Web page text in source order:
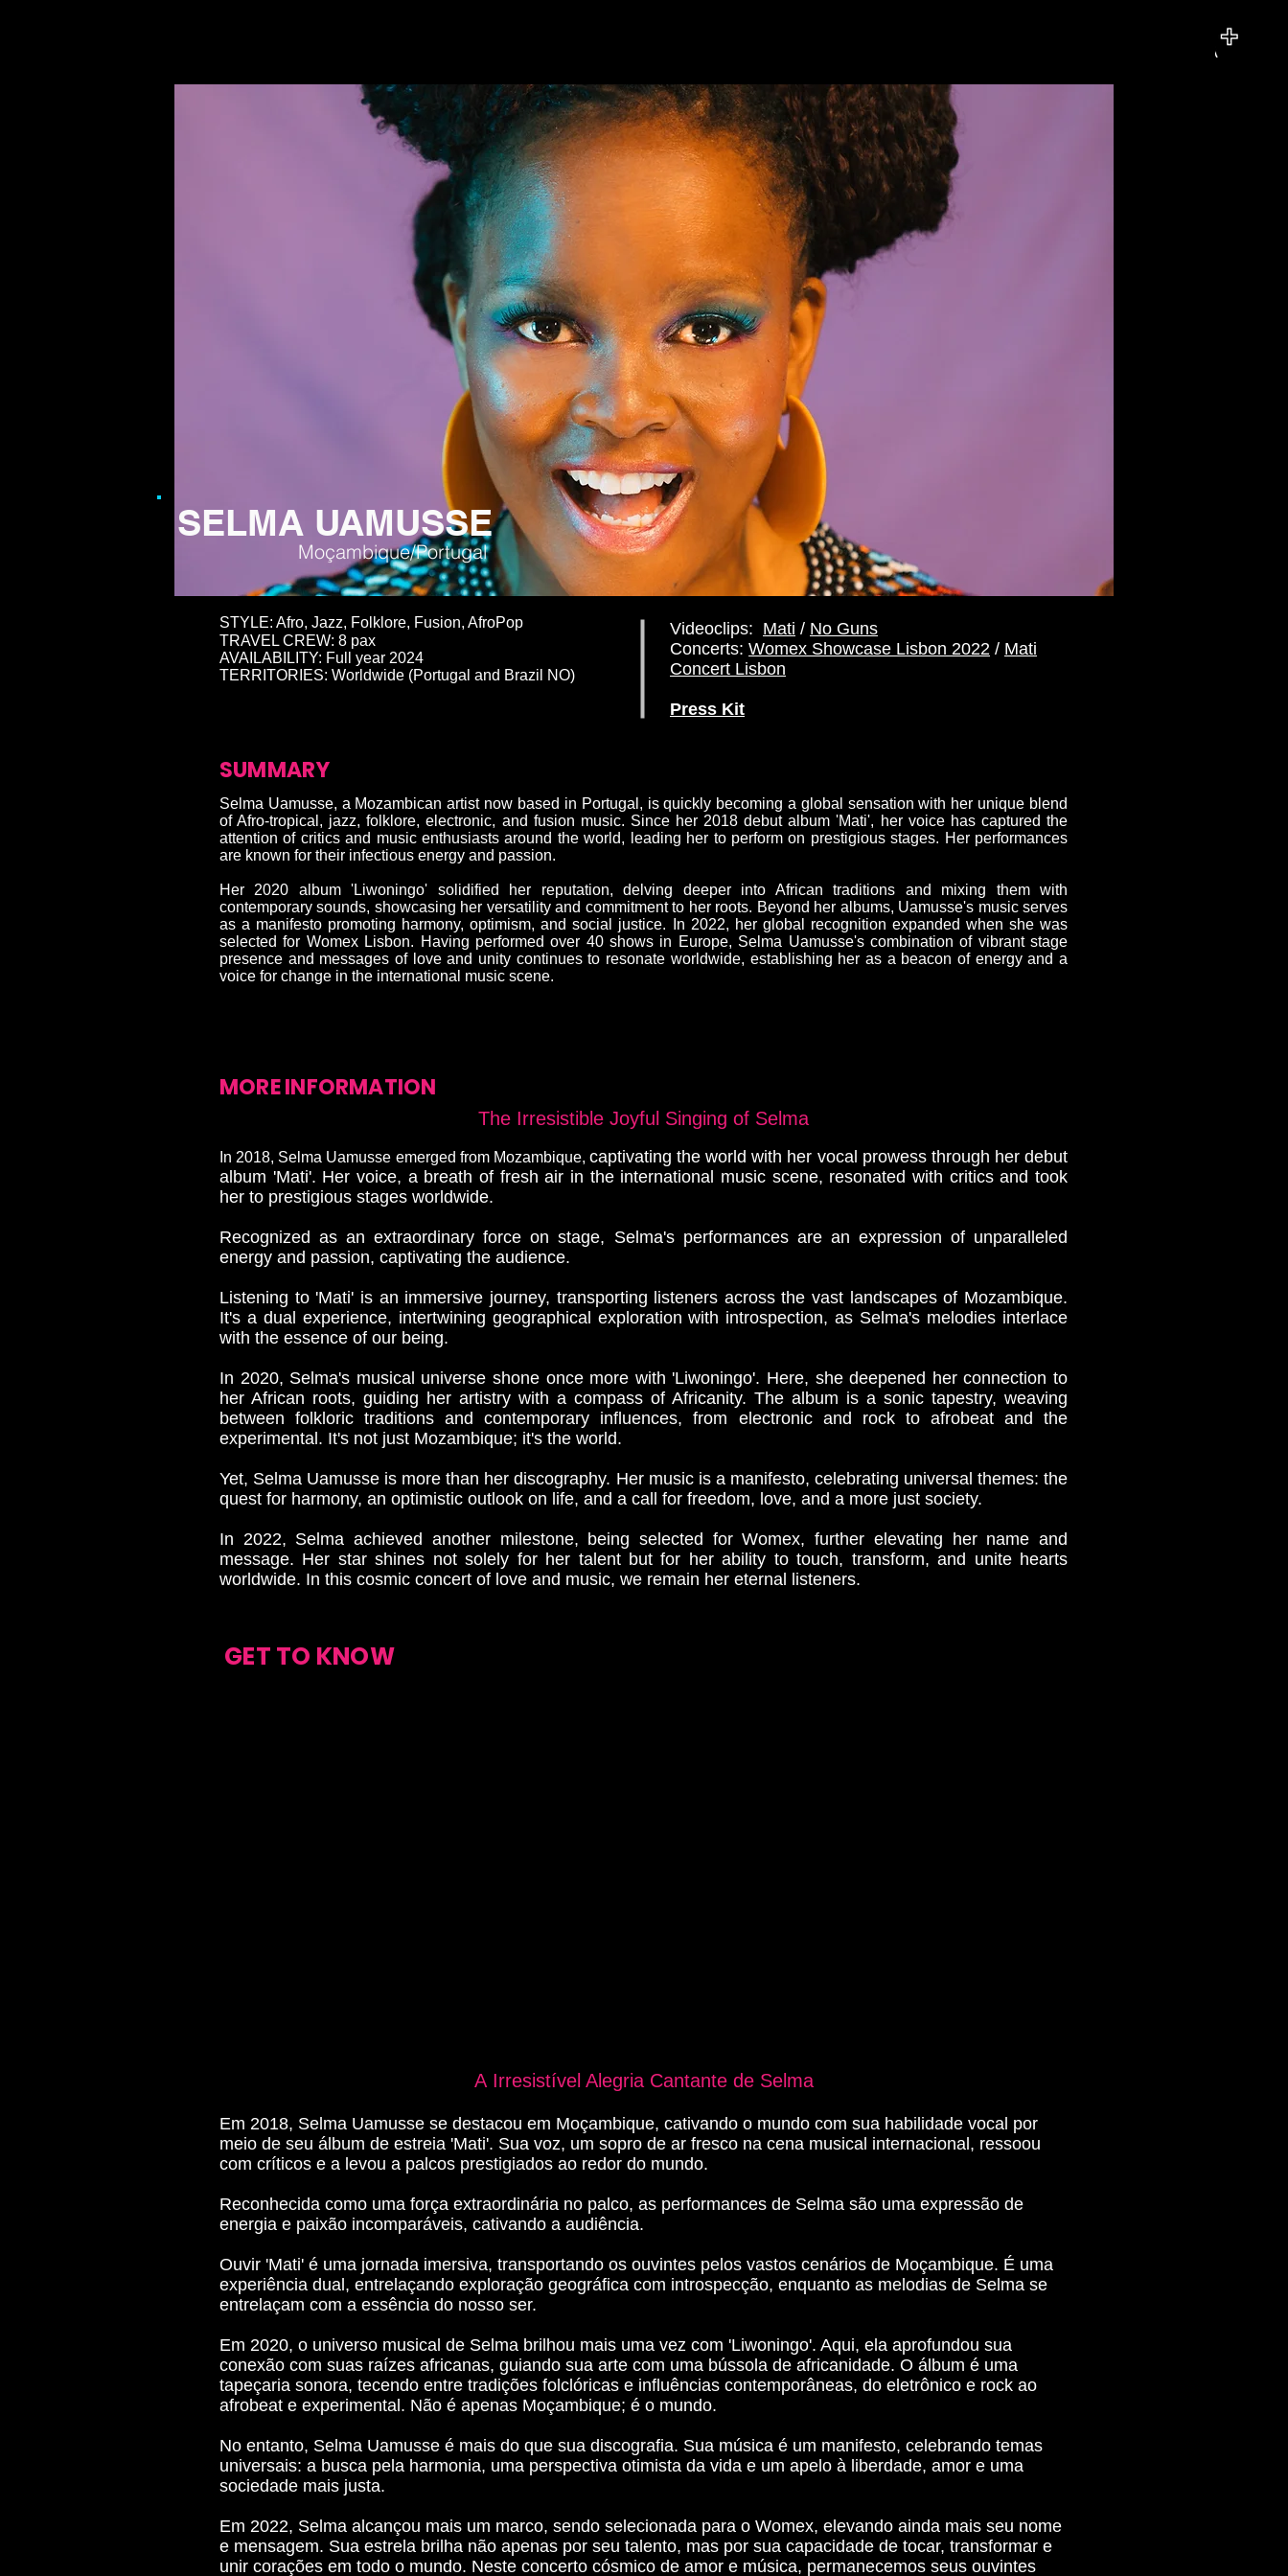
Moçambique/Portugal
SELMA UAMUSSE
STYLE: Afro, Jazz, Folklore, Fusion, AfroPop
TRAVEL CREW: 8 pax
AVAILABILITY: Full year 2024
TERRITORIES: Worldwide (Portugal and Brazil NO)
Videoclips: Mati / No Guns
Concerts: Womex Showcase Lisbon 2022 / Mati
Concert Lisbon
Press Kit
SUMMARY
MORE INFORMATION
Selma Uamusse, a Mozambican artist now based in Portugal, is quickly becoming a global sensation with her unique blend
of Afro-tropical, jazz, folklore, electronic, and fusion music. Since her 2018 debut album 'Mati', her voice has captured the
attention of critics and music enthusiasts around the world, leading her to perform on prestigious stages. Her performances
are known for their infectious energy and passion.
Her 2020 album 'Liwoningo' solidified her reputation, delving deeper into African traditions and mixing them with
contemporary sounds, showcasing her versatility and commitment to her roots. Beyond her albums, Uamusse's music serves
as a manifesto promoting harmony, optimism, and social justice. In 2022, her global recognition expanded when she was
selected for Womex Lisbon. Having performed over 40 shows in Europe, Selma Uamusse's combination of vibrant stage
presence and messages of love and unity continues to resonate worldwide, establishing her as a beacon of energy and a
voice for change in the international music scene.
The Irresistible Joyful Singing of Selma
In 2018, Selma Uamusse emerged from Mozambique, captivating the world with her vocal prowess through her debut
album 'Mati'. Her voice, a breath of fresh air in the international music scene, resonated with critics and took
her to prestigious stages worldwide.
Recognized as an extraordinary force on stage, Selma's performances are an expression of unparalleled
energy and passion, captivating the audience.
Listening to 'Mati' is an immersive journey, transporting listeners across the vast landscapes of Mozambique.
It's a dual experience, intertwining geographical exploration with introspection, as Selma's melodies interlace
with the essence of our being.
In 2020, Selma's musical universe shone once more with 'Liwoningo'. Here, she deepened her connection to
her African roots, guiding her artistry with a compass of Africanity. The album is a sonic tapestry, weaving
between folkloric traditions and contemporary influences, from electronic and rock to afrobeat and the
experimental. It's not just Mozambique; it's the world.
Yet, Selma Uamusse is more than her discography. Her music is a manifesto, celebrating universal themes: the
quest for harmony, an optimistic outlook on life, and a call for freedom, love, and a more just society.
In 2022, Selma achieved another milestone, being selected for Womex, further elevating her name and
message. Her star shines not solely for her talent but for her ability to touch, transform, and unite hearts
worldwide. In this cosmic concert of love and music, we remain her eternal listeners.
GET TO KNOW
AIrresistível Alegria Cantante de Selma
Em 2018, Selma Uamusse se destacou em Moçambique, cativando o mundo com sua habilidade vocal por
meio de seu álbum de estreia 'Mati'. Sua voz, um sopro de ar fresco na cena musical internacional, ressoou
com críticos e a levou a palcos prestigiados ao redor do mundo.
Reconhecida como uma força extraordinária no palco, as performances de Selma são uma expressão de
energia e paixão incomparáveis, cativando a audiência.
Ouvir 'Mati' é uma jornada imersiva, transportando os ouvintes pelos vastos cenários de Moçambique. É uma
experiência dual, entrelaçando exploração geográfica com introspecção, enquanto as melodias de Selma se
entrelaçam com a essência do nosso ser.
Em 2020, o universo musical de Selma brilhou mais uma vez com 'Liwoningo'. Aqui, ela aprofundou sua
conexão com suas raízes africanas, guiando sua arte com uma bússola de africanidade. O álbum é uma
tapeçaria sonora, tecendo entre tradições folclóricas e influências contemporâneas, do eletrônico e rock ao
afrobeat e experimental. Não é apenas Moçambique; é o mundo.
No entanto, Selma Uamusse é mais do que sua discografia. Sua música é um manifesto, celebrando temas
universais: a busca pela harmonia, uma perspectiva otimista da vida e um apelo à liberdade, amor e uma
sociedade mais justa.
Em 2022, Selma alcançou mais um marco, sendo selecionada para o Womex, elevando ainda mais seu nome
e mensagem. Sua estrela brilha não apenas por seu talento, mas por sua capacidade de tocar, transformar e
unir corações em todo o mundo. Neste concerto cósmico de amor e música, permanecemos seus ouvintes